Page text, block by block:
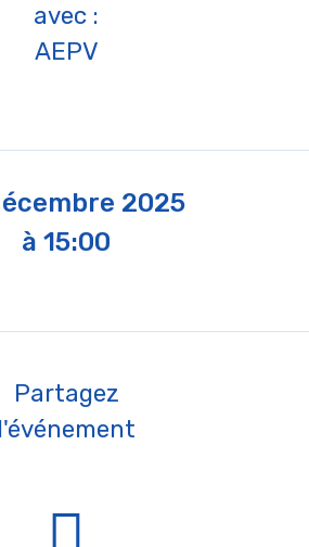
avec :
AEPV
2025
à 15:00
Partagez
l'événement